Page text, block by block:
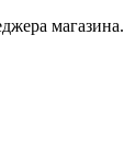
магазина.